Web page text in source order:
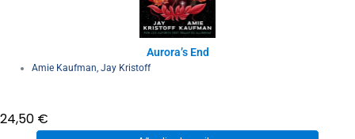
Aurora’s End
Amie Kaufman, Jay Kristoff
24,50 €